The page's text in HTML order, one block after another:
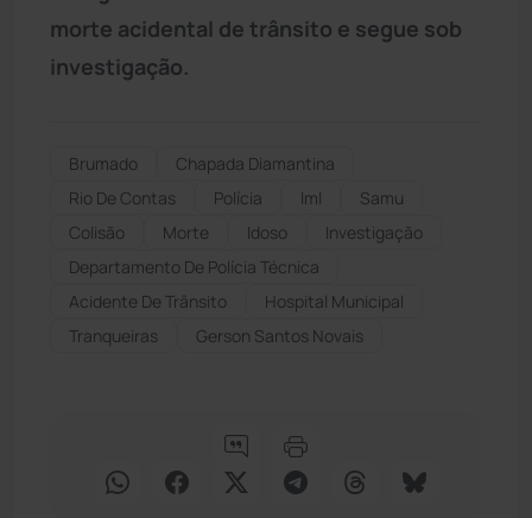
morte acidental de trânsito e segue sob
investigação.
Brumado
Chapada Diamantina
Rio De Contas
Polícia Iml
Samu
Colisão
Morte Idoso
Investigação
Departamento De Polícia Técnica
Acidente De Trânsito
Hospital Municipal
Tranqueiras
Gerson Santos Novais